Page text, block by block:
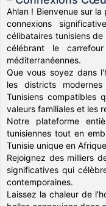
Ahlan ! Bienvenue sur
connexions
célibataires tunisiens
célébrant le
méditerranéennes.
Que vous soyez dans
les districts
Tunisiens compatibles
valeurs familiales et les
Notre plateforme
tunisiennes tout en
Tunisie unique en
Rejoignez des milliers
significatives qui
contemporaines.
Laissez la chaleur de